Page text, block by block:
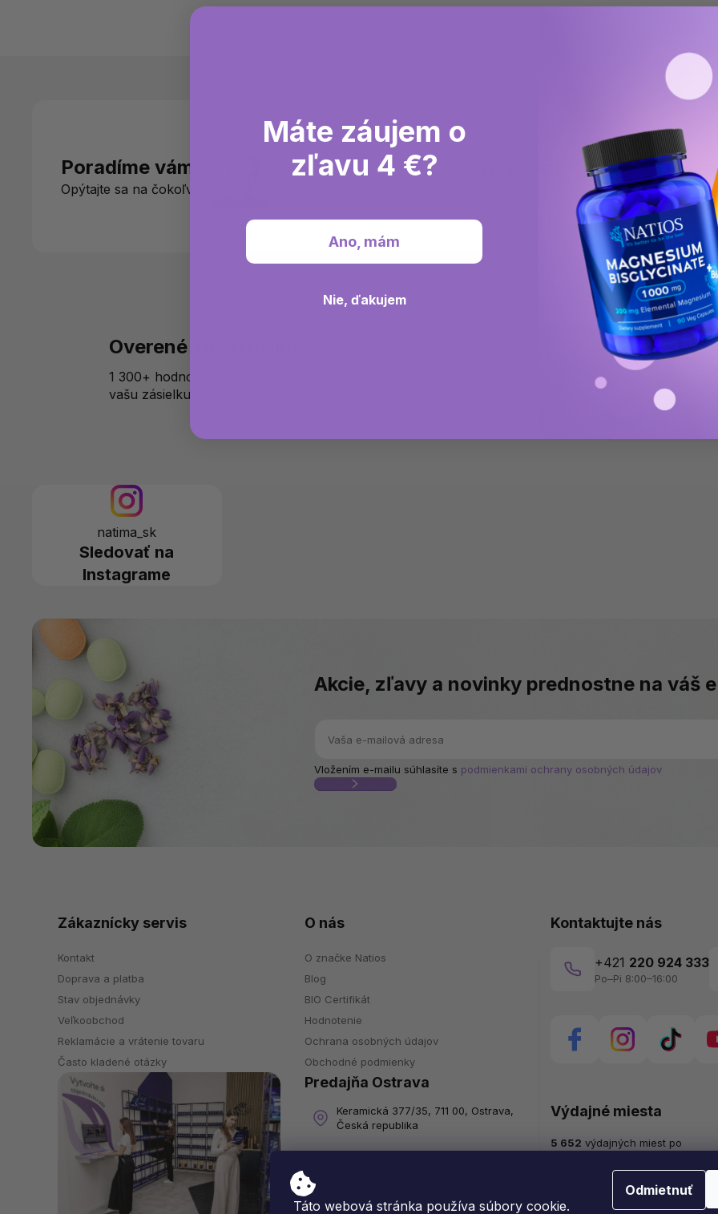
Táto webová stránka používa súbory cookie.
Odmietnuť
Poradíme vám
Opýtajte sa na čokoľvek Sme vám k
Overené zákazníkmi
1 300+ hodnotení. S nami sa o
vašu zásielku nemusíte báť.
Všetko OK, od
po promptné
Osvedčený horčík.
natima_sk
Sledovať na
Instagrame
Akcie, zľavy a novinky prednostne na váš
Vložením e-mailu súhlasíte s podmienkami ochrany osobných údajov
Zákaznícky servis
Kontakt
Doprava a platba
Stav objednávky
Veľkoobchod
Reklamácie a vrátenie tovaru
Často kladené otázky
O nás
O značke Natios
Blog
BIO Certifikát
Hodnotenie
Ochrana osobných údajov
Obchodné podmienky
Kontaktujte nás
+421 220 924 333
Po–Pi 8:00–16:00
Predajňa Ostrava
Keramická 377/35, 711 00, Ostrava,
Česká republika
Výdajné miesta
5 652 výdajných miest po
Máte záujem o
zľavu 4 €?
Ano, mám
Nie, ďakujem